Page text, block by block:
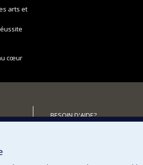
arts et
cœur
BESOIN D'AIDE?